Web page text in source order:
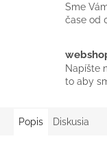
Sme
čase od
Napíšte
to aby
Popis Diskusia